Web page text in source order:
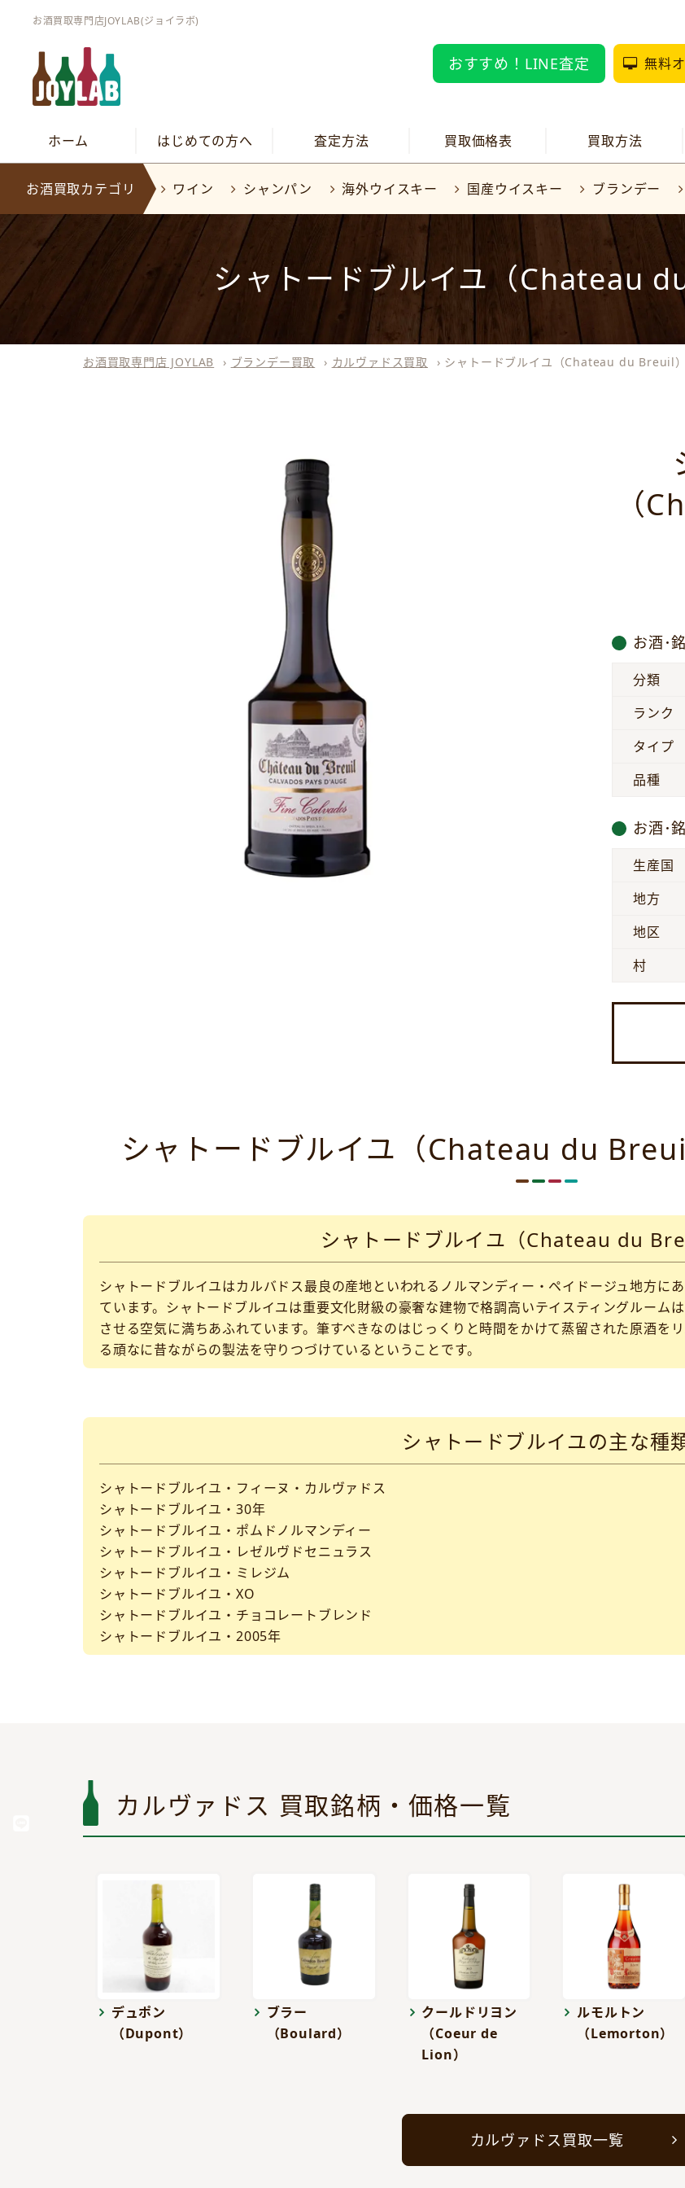
お酒買取専門店JOYLAB(ジョイラボ)
おすすめ！LINE査定 無料
ホーム はじめての方へ 査定方法 買取価格表 買取方法
お酒買取カテゴリ ワイン シャンパン 海外ウイスキー 国産ウイスキー ブランデー
シャトードブルイユ（Chateau
お酒買取専門店 JOYLAB › ブランデー買取 › カルヴァドス買取 › シャトードブルイユ（Chateau du Breuil）
（
お酒･
分類
ランク
タイプ
品種
お酒･
生産国
地方
地区
村
シャトードブルイユ（Chateau du
シャトードブルイユ（Chateau du
シャトードブルイユはカルバドス最良の産地といわれるノルマンディー・ペイドージュ地方に
ています。シャトードブルイユは重要文化財級の豪奢な建物で格調高いテイスティングルーム
させる空気に満ちあふれています。筆すべきなのはじっくりと時間をかけて蒸留された原酒を
る頑なに昔ながらの製法を守りつづけているということです。
シャトードブルイユの主な種
シャトードブルイユ・フィーヌ・カルヴァドス
シャトードブルイユ・30年
シャトードブルイユ・ポムドノルマンディー
シャトードブルイユ・レゼルヴドセニュラス
シャトードブルイユ・ミレジム
シャトードブルイユ・XO
シャトードブルイユ・チョコレートブレンド
シャトードブルイユ・2005年
カルヴァドス 買取銘柄・価格一覧
デュポン
（Dupont）
ブラー
（Boulard）
クールドリヨン
（Coeur de
Lion）
ルモルトン
（Lemorton）
カルヴァドス買取一覧